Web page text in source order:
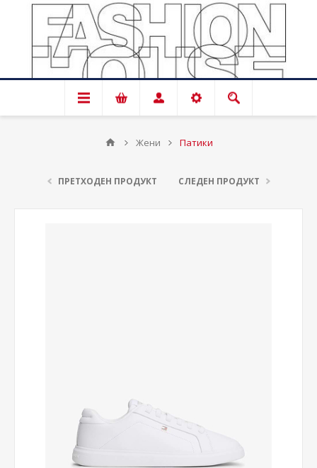
Жени Патики
ПРЕТХОДЕН ПРОДУКТ СЛЕДЕН ПРОДУКТ